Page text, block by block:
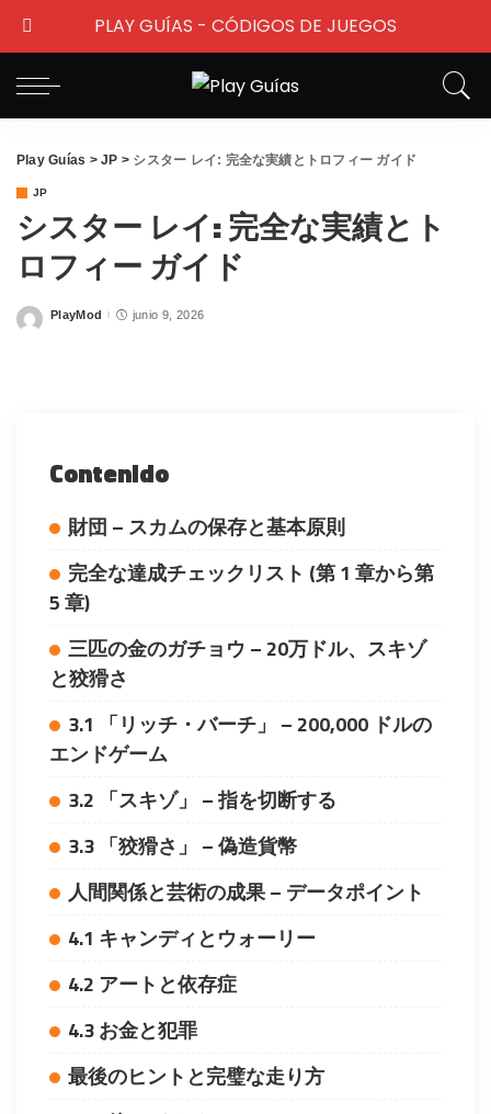
ALL PERKS — ZERO NOISE • 100% FREE
Play Guías >JP > シスター レイ: 完全な実績とトロフィー ガイド
JP
シスター レイ: 完全な実績とト
ロフィー ガイド
Posted
PlayMod junio 9, 2026
Contenido
財団 – スカムの保存と基本原則
完全な達成チェックリスト (第 1 章から第
5 章)
三匹の金のガチョウ – 20万ドル、スキゾ
と狡猾さ
3.1 「リッチ・バーチ」 – 200,000 ドルの
エンドゲーム
3.2 「スキゾ」 – 指を切断する
3.3 「狡猾さ」 – 偽造貨幣
人間関係と芸術の成果 – データポイント
4.1 キャンディとウォーリー
4.2 アートと依存症
4.3 お金と犯罪
最後のヒントと完璧な走り方
PLAY GUÍAS - CÓDIGOS DE JUEGOS